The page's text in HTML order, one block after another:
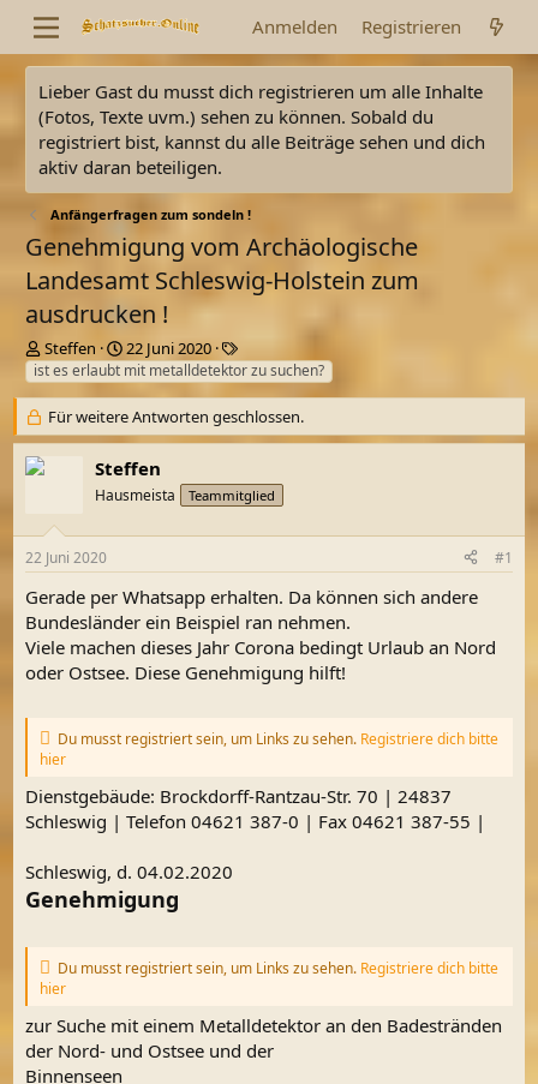
Anmelden Registrieren
Lieber Gast du musst dich registrieren um alle Inhalte
(Fotos, Texte uvm.) sehen zu können. Sobald du
registriert bist, kannst du alle Beiträge sehen und dich
aktiv daran beteiligen.
Anfängerfragen zum sondeln !
Genehmigung vom Archäologische
Landesamt Schleswig-Holstein zum
ausdrucken !
E
r
s
t
e
l
Steffen
E
r
s
t
e
l
t
m
22 Juni 2020
S
c
h
l
a
o
t
ist es erlaubt mit metalldetektor zu suchen?
Für weitere Antworten geschlossen.
Steffen
Hausmeista Teammitglied
22 Juni 2020 #1
Gerade per Whatsapp erhalten. Da können sich andere
Bundesländer ein Beispiel ran nehmen.
Viele machen dieses Jahr Corona bedingt Urlaub an Nord
oder Ostsee. Diese Genehmigung hilft!
Du musst registriert sein, um Links zu sehen. Registriere dich bitte
hier
Dienstgebäude: Brockdorff-Rantzau-Str. 70 | 24837
Schleswig | Telefon 04621 387-0 | Fax 04621 387-55 |
Schleswig, d. 04.02.2020
Genehmigung
Du musst registriert sein, um Links zu sehen. Registriere dich bitte
hier
zur Suche mit einem Metalldetektor an den Badestränden
der Nord- und Ostsee und der
Binnenseen